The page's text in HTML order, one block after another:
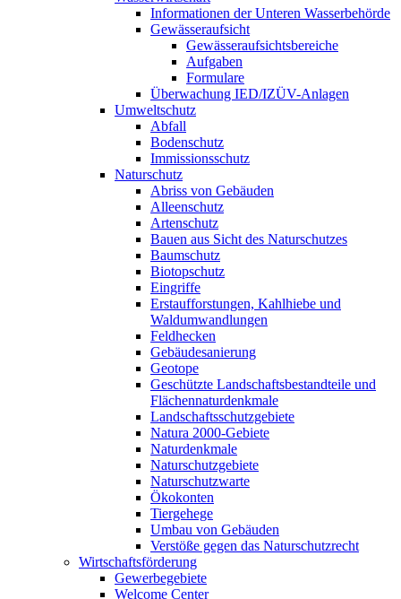
Informationen der Unteren Wasserbehörde
Gewässeraufsicht
Gewässeraufsichtsbereiche
Aufgaben
Formulare
Überwachung IED/IZÜV-Anlagen
Umweltschutz
Abfall
Bodenschutz
Immissionsschutz
Naturschutz
Abriss von Gebäuden
Alleenschutz
Artenschutz
Bauen aus Sicht des Naturschutzes
Baumschutz
Biotopschutz
Eingriffe
Erstaufforstungen, Kahlhiebe und
Waldumwandlungen
Feldhecken
Gebäudesanierung
Geotope
Geschützte Landschaftsbestandteile und
Flächennaturdenkmale
Landschaftsschutzgebiete
Natura 2000-Gebiete
Naturdenkmale
Naturschutzgebiete
Naturschutzwarte
Ökokonten
Tiergehege
Umbau von Gebäuden
Verstöße gegen das Naturschutzrecht
Wirtschaftsförderung
Gewerbegebiete
Welcome Center